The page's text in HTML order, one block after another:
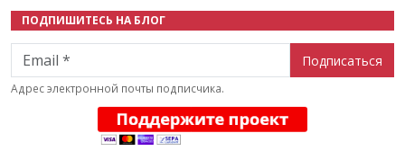
ПОДПИШИТЕСЬ НА БЛОГ
Email
Адрес электронной почты подписчика.